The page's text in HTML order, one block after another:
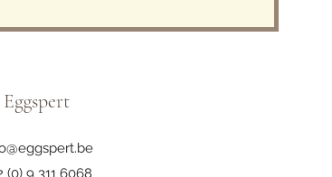
Eggspert
(0) 9 311 6068